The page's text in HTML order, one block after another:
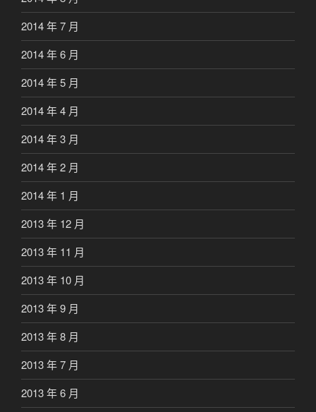
2014 年 7 月
2014 年 6 月
2014 年 5 月
2014 年 4 月
2014 年 3 月
2014 年 2 月
2014 年 1 月
2013 年 12 月
2013 年 11 月
2013 年 10 月
2013 年 9 月
2013 年 8 月
2013 年 7 月
2013 年 6 月